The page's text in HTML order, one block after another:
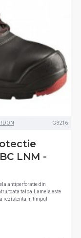
G3216
LNM -
antiperforatie din
toata talpa.Lamela este
rezistenta in timpul